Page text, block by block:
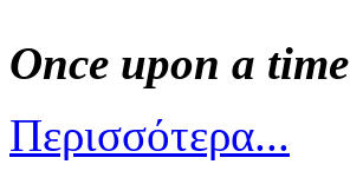
Once upon a time
Περισσότερα...